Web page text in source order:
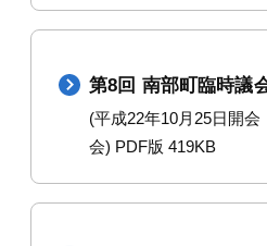
第8回 南部町臨時
(平成22年10月25日開
会) PDF版 419KB